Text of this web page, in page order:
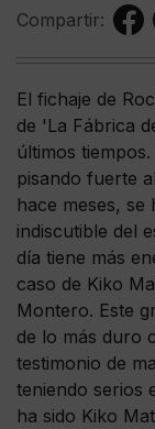
Compartir:
El fichaje de
de 'La Fábrica
últimos
pisando fuerte
hace meses,
indiscutible del
día tiene más
caso de Kiko
Montero. Este
de lo más duro
testimonio de
teniendo serios
ha sido Kiko